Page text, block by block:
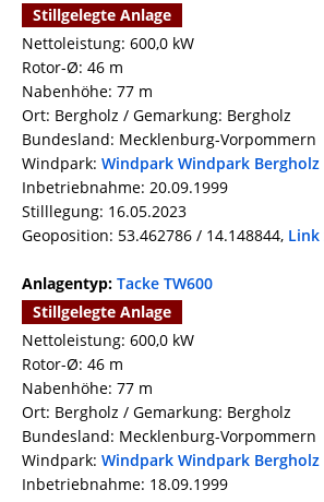
Stillgelegte Anlage
Nettoleistung: 600,0 kW
Rotor-Ø: 46 m
Nabenhöhe: 77 m
Ort: Bergholz / Gemarkung: Bergholz
Bundesland: Mecklenburg-Vorpommern
Windpark: Windpark Windpark Bergholz
Inbetriebnahme: 20.09.1999
Stilllegung: 16.05.2023
Geoposition: 53.462786 / 14.148844, Link
Anlagentyp: Tacke TW600
Stillgelegte Anlage
Nettoleistung: 600,0 kW
Rotor-Ø: 46 m
Nabenhöhe: 77 m
Ort: Bergholz / Gemarkung: Bergholz
Bundesland: Mecklenburg-Vorpommern
Windpark: Windpark Windpark Bergholz
Inbetriebnahme: 18.09.1999